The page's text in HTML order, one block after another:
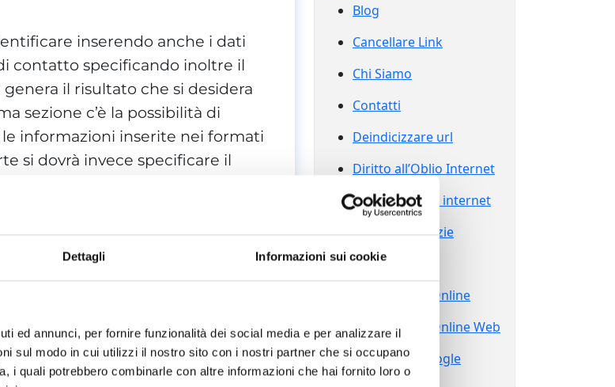
Dettagli Informazioni sui cookie
ed annunci, per fornire funzionalità dei social media e per analizzare il
sul modo in cui utilizzi il nostro sito con i nostri partner che si occupano
i quali potrebbero combinarle con altre informazioni che hai fornito loro o
inserendo anche i dati
contatto specificando inoltre il
il risultato che si desidera
sezione c’è la possibilità di
informazioni inserite nei formati
si dovrà invece specificare il
relativamente a:
Blog
Cancellare Link
Chi Siamo
Contatti
Deindicizzare url
Diritto all’Oblio Internet
Diritto all’oblio internet
Eliminare Notizie
Grazie
Reputazione Online
Reputazione Online Web
Sparire da Google